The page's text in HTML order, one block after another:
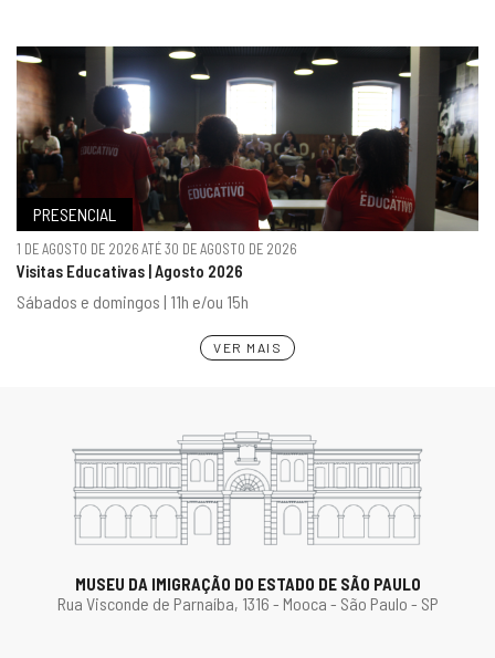
PRESENCIAL
1 DE AGOSTO DE 2026 ATÉ 30 DE AGOSTO DE 2026
Visitas Educativas | Agosto 2026
Sábados e domingos | 11h e/ou 15h
VER MAIS
MUSEU DA IMIGRAÇÃO DO ESTADO DE SÃO PAULO
Rua Visconde de Parnaíba, 1316 - Mooca - São Paulo - SP